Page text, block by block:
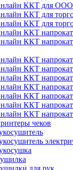
ККТ для ООО
ККТ для
ККТ для
ККТ
ККТ напрокат
ККТ
ККТ напрокат
ККТ
ККТ напрокат
ККТ
ККТ напрокат
ККТ
чеков